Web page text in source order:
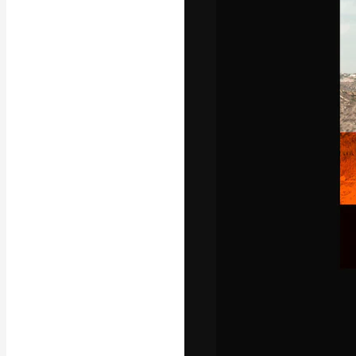
La
migliori lavori.